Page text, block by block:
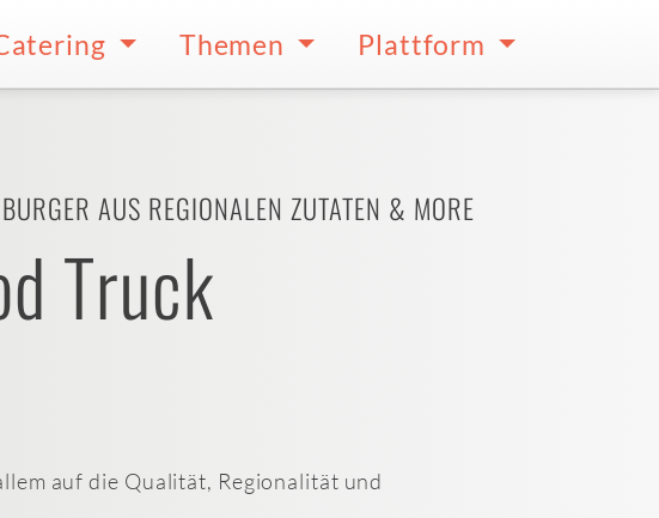
Themen Plattform
AUS REGIONALEN ZUTATEN & MORE
Truck
auf die Qualität, Regionalität und